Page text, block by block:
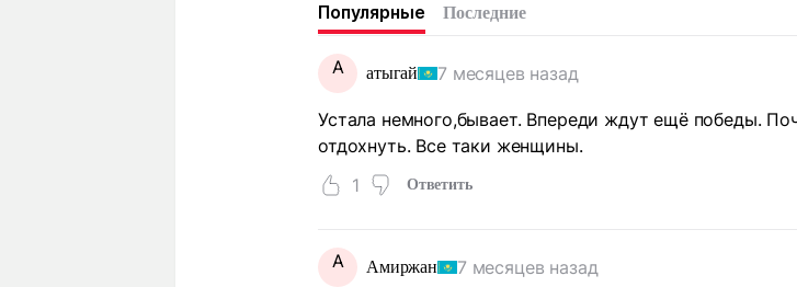
Популярные Последние
А атыгай 7 месяцев назад
Устала немного,бывает. Впереди ждут ещё победы.
отдохнуть. Все таки женщины.
1
Ответить
А Амиржан 7 месяцев назад